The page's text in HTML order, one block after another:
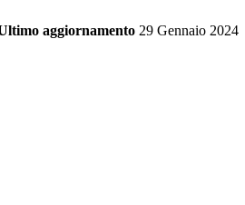
aggiornamento 29 Gennaio 2024